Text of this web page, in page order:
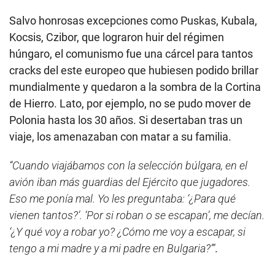
Salvo honrosas excepciones como Puskas, Kubala,
Kocsis, Czibor, que lograron huir del régimen
húngaro, el comunismo fue una cárcel para tantos
cracks del este europeo que hubiesen podido brillar
mundialmente y quedaron a la sombra de la Cortina
de Hierro. Lato, por ejemplo, no se pudo mover de
Polonia hasta los 30 años. Si desertaban tras un
viaje, los amenazaban con matar a su familia.
“Cuando viajábamos con la selección búlgara, en el
avión iban más guardias del Ejército que jugadores.
Eso me ponía mal. Yo les preguntaba: ‘¿Para qué
vienen tantos?’. ‘Por si roban o se escapan’, me decían.
‘¿Y qué voy a robar yo? ¿Cómo me voy a escapar, si
tengo a mi madre y a mi padre en Bulgaria?’”.